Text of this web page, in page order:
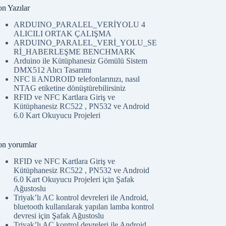
Yazılar
ARDUINO_PARALEL_VERİYOLU 4
ALICILI ORTAK ÇALIŞMA
ARDUINO_PARALEL_VERİ_YOLU_SE
Rİ_HABERLEŞME BENCHMARK
Arduino ile Kütüphanesiz Gömülü Sistem
DMX512 Alıcı Tasarımı
NFC li ANDROID telefonlarınızı, nasıl
NTAG etiketine dönüştürebilirsiniz
RFID ve NFC Kartlara Giriş ve
Kütüphanesiz RC522 , PN532 ve Android
6.0 Kart Okuyucu Projeleri
yorumlar
RFID ve NFC Kartlara Giriş ve
Kütüphanesiz RC522 , PN532 ve Android
6.0 Kart Okuyucu Projeleri için Şafak
Ağustoslu
Triyak’lı AC kontrol devreleri ile Android,
bluetooth kullanılarak yapılan lamba kontrol
devresi için Şafak Ağustoslu